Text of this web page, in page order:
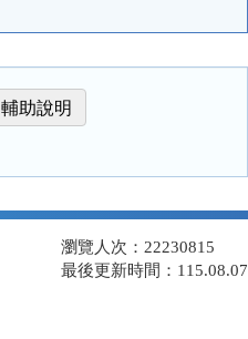
輔助說明
瀏覽人次：22230815
最後更新時間：115.08.07